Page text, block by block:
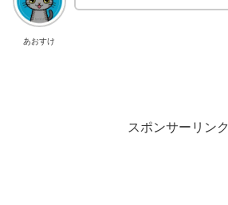
あおすけ
スポンサーリンク